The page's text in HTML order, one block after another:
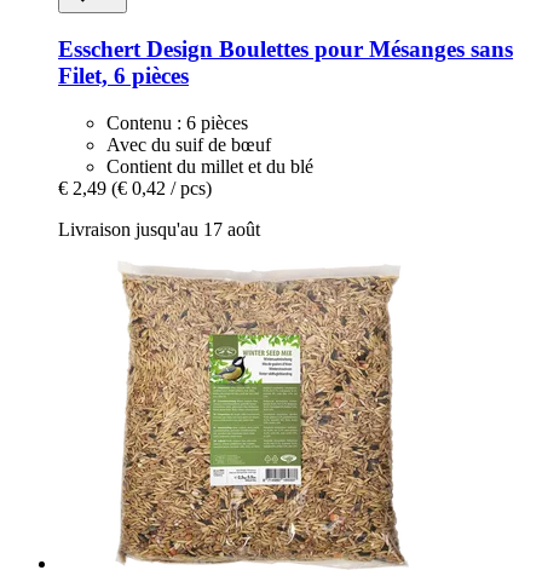
Esschert Design Boulettes pour Mésanges sans
Filet, 6 pièces
Contenu : 6 pièces
Avec du suif de bœuf
Contient du millet et du blé
€ 2,49 (€ 0,42 / pcs)
Livraison jusqu'au 17 août